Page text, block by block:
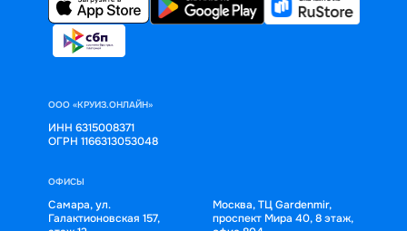
ООО «КРУИЗ.ОНЛАЙН»
ИНН 6315008371
ОГРН 1166313053048
ОФИСЫ
Самара, ул.
Галактионовская 157,
Москва, ТЦ Gardenmir,
проспект Мира 40, 8 этаж,